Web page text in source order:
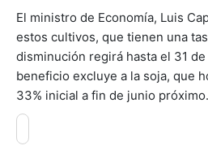
El ministro de Economía, Luis
estos cultivos, que tienen una
disminución regirá hasta el 31
beneficio excluye a la soja, que
33% inicial a fin de junio próximo.